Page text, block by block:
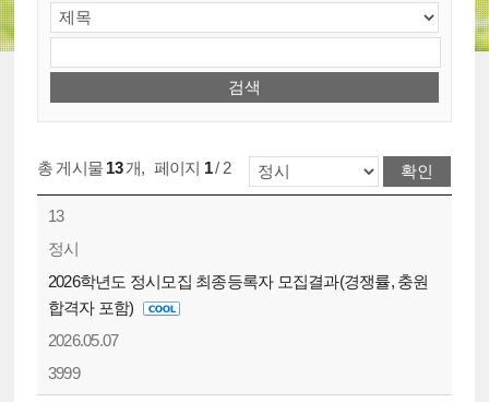
총 게시물 13개, 페이지 1/ 2
13
정시
2026학년도 정시모집 최종등록자 모집결과(경쟁률, 충원
합격자 포함)
2026.05.07
3999